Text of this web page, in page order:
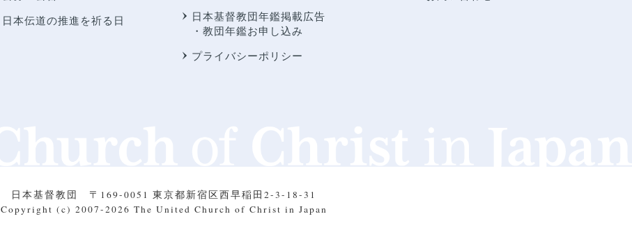
日本伝道の推進を祈る日
日本基督教団年鑑掲載広告
・教団年鑑お申し込み
プライバシーポリシー
日本基督教団 〒169-0051 東京都新宿区西早稲田2-3-18-31
Copyright (c) 2007-2026 The United Church of Christ in Japan